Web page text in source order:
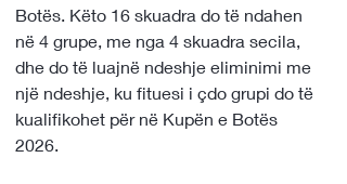
Botës. Këto 16 skuadra do të ndahen
në 4 grupe, me nga 4 skuadra secila,
dhe do të luajnë ndeshje eliminimi me
një ndeshje, ku fituesi i çdo grupi do të
kualifikohet për në Kupën e Botës
2026.